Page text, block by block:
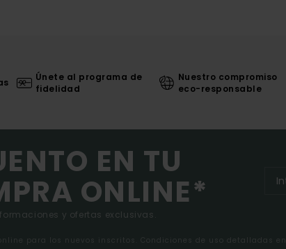
Únete al programa de
fidelidad
Nuestro compromiso
eco-responsable
EN TU
ONLINE*
y ofertas exclusivas.
para los nuevos inscritos. Condiciones de uso detalladas